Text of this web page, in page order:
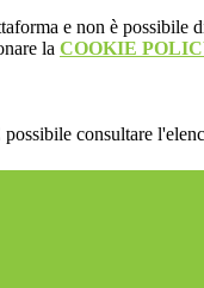
e non è possibile
la COOKIE
consultare